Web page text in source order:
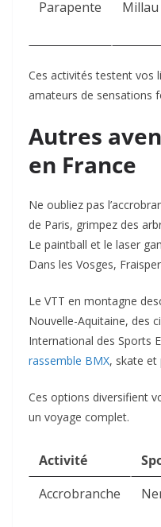
Parapente
Millau
Ces activités testent vos
amateurs de sensations
Autres
en France
Ne oubliez pas
de Paris, grimpez des
Le paintball et le laser
Dans les Vosges,
Le VTT en montagne
Nouvelle-Aquitaine, des
International des Sports
rassemble BMX, skate et
Ces options diversifient
un voyage complet.
Activité
Accrobranche